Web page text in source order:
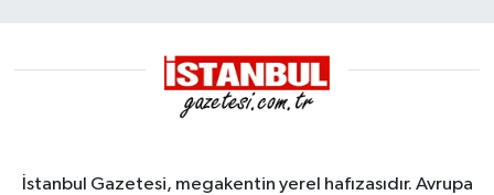
İstanbul Gazetesi, megakentin yerel hafızasıdır. Avrupa